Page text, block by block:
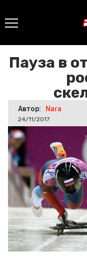
Пауза в
Автор: Nara
24/11/2017